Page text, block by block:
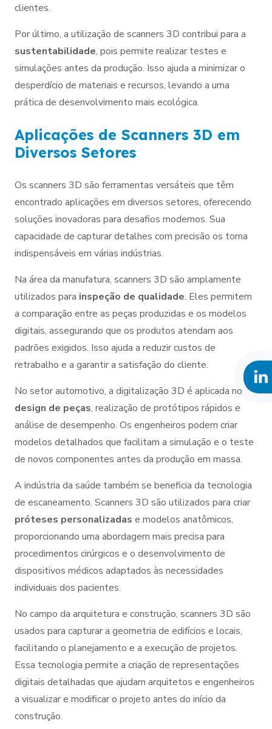
clientes.
Por último, a utilização de scanners 3D contribui para a
sustentabilidade, pois permite realizar testes e
simulações antes da produção. Isso ajuda a minimizar o
desperdício de materiais e recursos, levando a uma
prática de desenvolvimento mais ecológica.
Aplicações de Scanners 3D em
Diversos Setores
Os scanners 3D são ferramentas versáteis que têm
encontrado aplicações em diversos setores, oferecendo
soluções inovadoras para desafios modernos. Sua
capacidade de capturar detalhes com precisão os torna
indispensáveis em várias indústrias.
Na área da manufatura, scanners 3D são amplamente
utilizados para inspeção de qualidade. Eles permitem
a comparação entre as peças produzidas e os modelos
digitais, assegurando que os produtos atendam aos
padrões exigidos. Isso ajuda a reduzir custos de
retrabalho e a garantir a satisfação do cliente.
No setor automotivo, a digitalização 3D é aplicada no
design de peças, realização de protótipos rápidos e
análise de desempenho. Os engenheiros podem criar
modelos detalhados que facilitam a simulação e o teste
de novos componentes antes da produção em massa.
A indústria da saúde também se beneficia da tecnologia
de escaneamento. Scanners 3D são utilizados para criar
próteses personalizadas e modelos anatômicos,
proporcionando uma abordagem mais precisa para
procedimentos cirúrgicos e o desenvolvimento de
dispositivos médicos adaptados às necessidades
individuais dos pacientes.
No campo da arquitetura e construção, scanners 3D são
usados para capturar a geometria de edifícios e locais,
facilitando o planejamento e a execução de projetos.
Essa tecnologia permite a criação de representações
digitais detalhadas que ajudam arquitetos e engenheiros
a visualizar e modificar o projeto antes do início da
construção.